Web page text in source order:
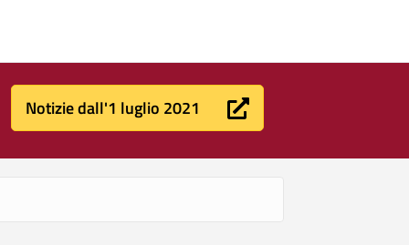
Notizie dall'1 luglio 2021